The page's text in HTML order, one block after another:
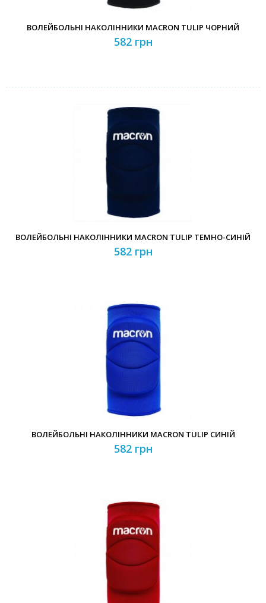
ВОЛЕЙБОЛЬНІ НАКОЛІННИКИ MACRON TULIP ЧОРНИЙ
582 грн
ВОЛЕЙБОЛЬНІ НАКОЛІННИКИ MACRON TULIP ТЕМНО-СИНІЙ
582 грн
ВОЛЕЙБОЛЬНІ НАКОЛІННИКИ MACRON TULIP СИНІЙ
582 грн